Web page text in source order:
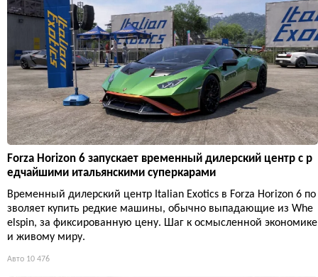
Forza Horizon 6 запускает временный дилерский центр с р
едчайшими итальянскими суперкарами
Временный дилерский центр Italian Exotics в Forza Horizon 6 по
зволяет купить редкие машины, обычно выпадающие из Whe
elspin, за фиксированную цену. Шаг к осмысленной экономике
и живому миру.
Авто 10 476